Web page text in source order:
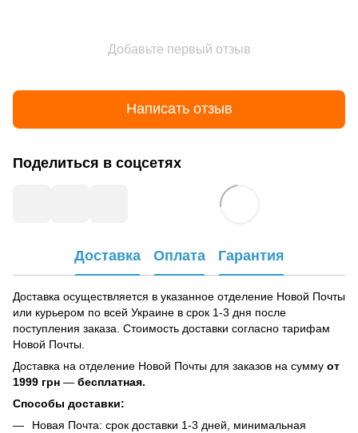
Добавьте первый отзыв
Написать отзыв
Поделиться в соцсетях
Доставка Оплата Гарантия
Доставка осуществляется в указанное отделение Новой Почты
или курьером по всей Украине в срок 1-3 дня после
поступления заказа. Стоимость доставки согласно тарифам
Новой Почты.
Доставка на отделение Новой Почты для заказов на сумму от
1999 грн — бесплатная.
Способы доставки:
Новая Почта: срок доставки 1-3 дней, минимальная